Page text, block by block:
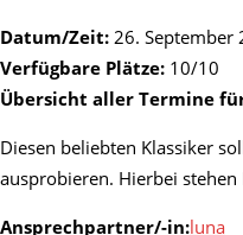
Datum/Zeit: 26. September
Verfügbare Plätze: 10/10
Übersicht aller Termine
Diesen beliebten Klassiker
ausprobieren. Hierbei
Ansprechpartner/-in:luna